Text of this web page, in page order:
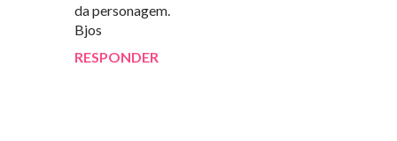
da personagem.
Bjos
RESPONDER